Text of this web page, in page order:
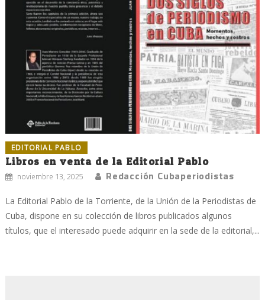
EDITORIAL PABLO
Libros en venta de la Editorial Pablo
noviembre 13, 2025 Redacción Cubaperiodistas
La Editorial Pablo de la Torriente, de la Unión de la Periodistas de
Cuba, dispone en su colección de libros publicados algunos
títulos, que el interesado puede adquirir en la sede de la editorial,...